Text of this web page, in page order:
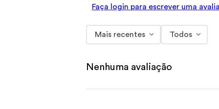
Faça login para escrever uma
Mais recentes Todos
Nenhuma avaliação